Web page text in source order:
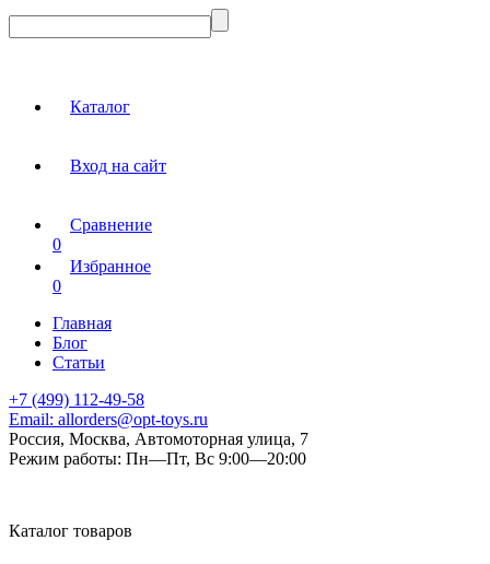
Каталог
Вход на сайт
Сравнение
0
Избранное
0
Главная
Блог
Статьи
+7 (499) 112-49-58
Email: allorders@opt-toys.ru
Россия, Москва, Автомоторная улица, 7
Режим работы: Пн—Пт, Вс 9:00—20:00
Каталог товаров